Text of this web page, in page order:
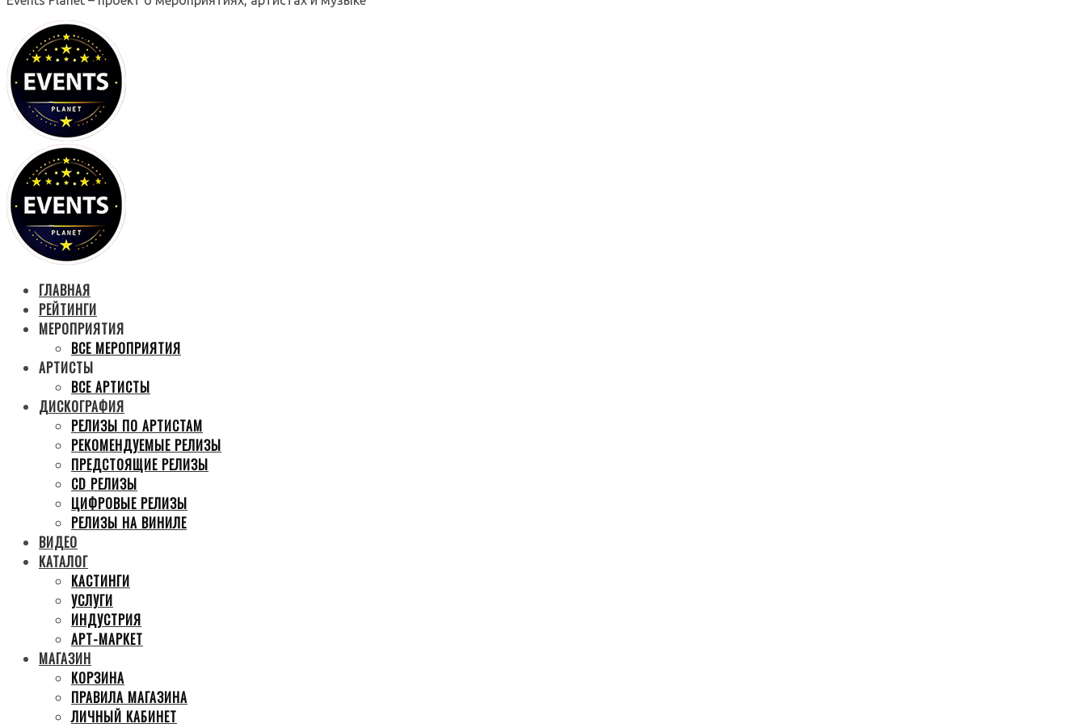
ГЛАВНАЯ
РЕЙТИНГИ
МЕРОПРИЯТИЯ
ВСЕ МЕРОПРИЯТИЯ
АРТИСТЫ
ВСЕ АРТИСТЫ
ДИСКОГРАФИЯ
РЕЛИЗЫ ПО АРТИСТАМ
РЕКОМЕНДУЕМЫЕ РЕЛИЗЫ
ПРЕДСТОЯЩИЕ РЕЛИЗЫ
CD РЕЛИЗЫ
ЦИФРОВЫЕ РЕЛИЗЫ
РЕЛИЗЫ НА ВИНИЛЕ
ВИДЕО
КАТАЛОГ
КАСТИНГИ
УСЛУГИ
ИНДУСТРИЯ
АРТ-МАРКЕТ
МАГАЗИН
КОРЗИНА
ПРАВИЛА МАГАЗИНА
ЛИЧНЫЙ КАБИНЕТ